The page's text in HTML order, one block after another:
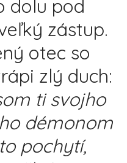
dolu pod
zástup.
otec so
zlý duch:
ti svojho
démonom
pochytí,